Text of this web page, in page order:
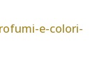
e-colori-